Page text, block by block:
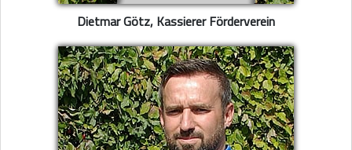
Dietmar Götz, Kassierer Förderverein